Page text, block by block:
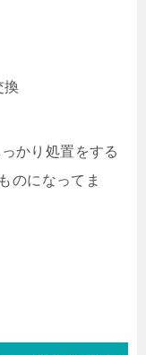
換
かり処置をする
のになってま